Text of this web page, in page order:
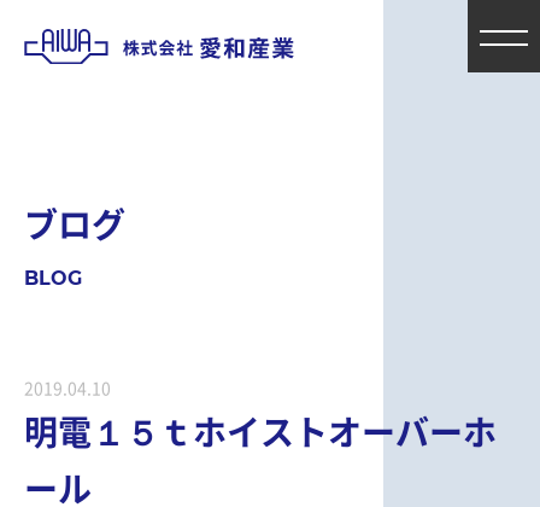
ブログ
BLOG
2019.04.10
明電１５ｔホイストオーバーホ
ール